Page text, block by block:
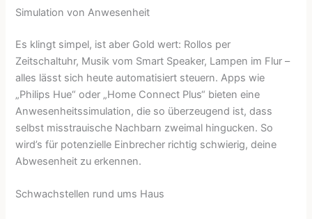
Simulation von Anwesenheit
Es klingt simpel, ist aber Gold wert: Rollos per
Zeitschaltuhr, Musik vom Smart Speaker, Lampen im Flur –
alles lässt sich heute automatisiert steuern. Apps wie
„Philips Hue“ oder „Home Connect Plus“ bieten eine
Anwesenheitssimulation, die so überzeugend ist, dass
selbst misstrauische Nachbarn zweimal hingucken. So
wird’s für potenzielle Einbrecher richtig schwierig, deine
Abwesenheit zu erkennen.
Schwachstellen rund ums Haus